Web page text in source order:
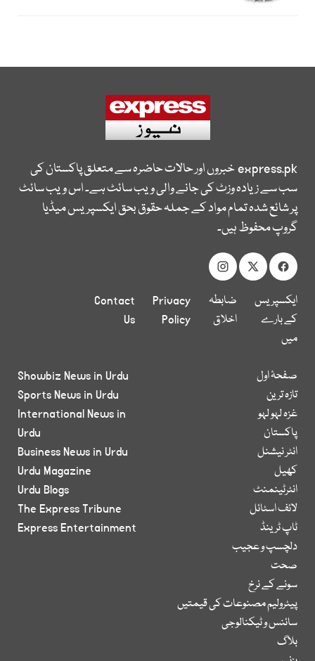
express.pkخبروں اور حالات حاضرہ سے متعلق پاکستان کی
سب سے زیادہ وزٹ کی جانے والی ویب سائٹ ہے۔ اس ویب سائٹ
پر شائع شدہ تمام مواد کے جملہ حقوق بحق ایکسپریس میڈیا
گروپ محفوظ ہیں۔
ایکسپریس
کے بارے
میں
ضابطہ
اخلاق
Privacy
Policy
Contact
Us
صفحۂ اول
تازہ ترین
غزہ لہو لہو
پاکستان
انٹر نیشنل
کھیل
انٹرٹینمنٹ
لائف اسٹائل
ٹاپ ٹرینڈ
دلچسپ و عجیب
صحت
سونے کے نرخ
پیٹرولیم مصنوعات کی قیمتیں
سائنس و ٹیکنالوجی
بلاگ
Showbiz News in Urdu
Sports News in Urdu
International News in
Urdu
Business News in Urdu
Urdu Magazine
Urdu Blogs
The Express Tribune
Express Entertainment